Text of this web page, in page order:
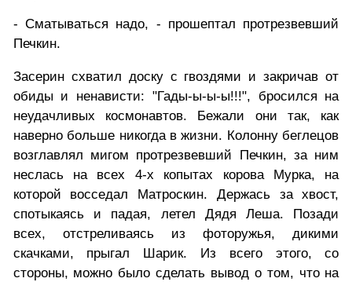
- Сматываться надо, - прошептал протрезвевший
Печкин.
Засерин схватил доску с гвоздями и закричав от
обиды и ненависти: "Гады-ы-ы-ы!!!", бросился на
неудачливых космонавтов. Бежали они так, как
наверно больше никогда в жизни. Колонну беглецов
возглавлял мигом протрезвевший Печкин, за ним
неслась на всех 4-х копытах корова Мурка, на
которой восседал Матроскин. Держась за хвост,
спотыкаясь и падая, летел Дядя Леша. Позади
всех, отстреливаясь из фоторужья, дикими
скачками, прыгал Шарик. Из всего этого, со
стороны, можно было сделать вывод о том, что на